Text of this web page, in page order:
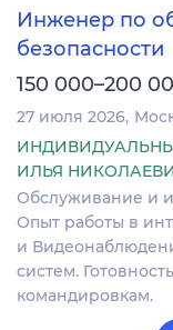
Инженер по
безопасности
150 000–200
27 июля 2026
ИЛЬЯ
Обслуживание и
Опыт работы в
и
систем.
командировкам.